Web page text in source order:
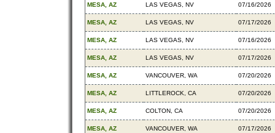
MESA, AZ LAS VEGAS, NV 07/16/2026
MESA, AZ LAS VEGAS, NV 07/17/2026
MESA, AZ LAS VEGAS, NV 07/16/2026
MESA, AZ LAS VEGAS, NV 07/17/2026
MESA, AZ VANCOUVER, WA 07/20/2026
MESA, AZ LITTLEROCK, CA 07/20/2026
MESA, AZ COLTON, CA 07/20/2026
MESA, AZ VANCOUVER, WA 07/17/2026